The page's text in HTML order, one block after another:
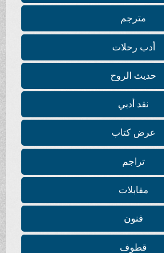
مترجم
أدب رحلات
حديث الروح
نقد أدبي
عرض كتاب
تراجم
مقابلات
فنون
قطوف